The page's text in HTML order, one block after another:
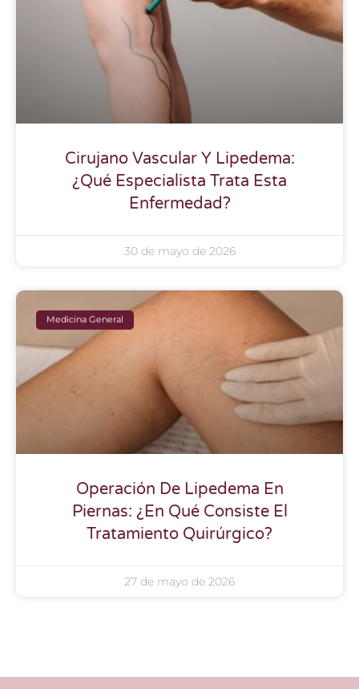
Cirujano Vascular Y Lipedema:
¿Qué Especialista Trata Esta
Enfermedad?
30 de mayo de 2026
Medicina General
Operación De Lipedema En
Piernas: ¿En Qué Consiste El
Tratamiento Quirúrgico?
27 de mayo de 2026